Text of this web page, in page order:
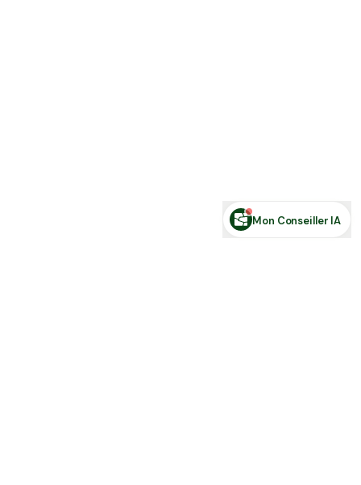
Mon Conseiller IA